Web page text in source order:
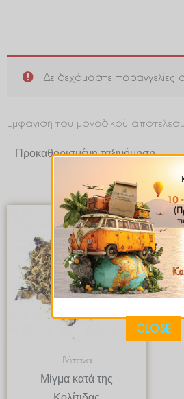
Δε δεχόμαστε παραγγελίες
Εμφάνιση του μοναδικού
Βότανα
Μίγμα κατά της
Price
range:
€ 5.45
through
€ 54.50
CLOSE